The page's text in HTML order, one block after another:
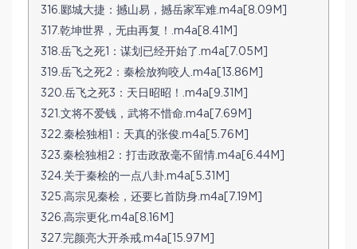
316.郾城大捷：撼山易，撼岳家军难.m4a[8.09M]
317.乾坤世界，无由再复！.m4a[8.41M]
318.岳飞之死1：谋划已经开始了.m4a[7.05M]
319.岳飞之死2：秦桧放狗咬人.m4a[13.86M]
320.岳飞之死3：天日昭昭！.m4a[9.31M]
321.文将不爱钱，武将不惜命.m4a[7.69M]
322.秦桧独相1：天真的张俊.m4a[5.76M]
323.秦桧独相2：打击政敌毫不留情.m4a[6.44M]
324.关于秦桧的一点八卦.m4a[5.31M]
325.高宗见秦桧，还要匕首防身.m4a[7.19M]
326.高宗更化.m4a[8.16M]
327.完颜亮大开杀戒.m4a[15.97M]